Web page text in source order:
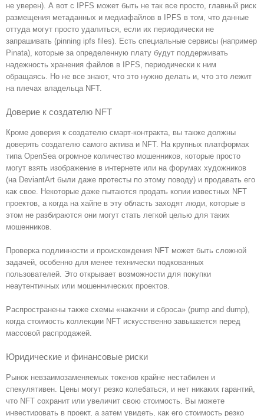
не уверен). А вот с IPFS может быть не так все просто, главный риск
размещения метаданных и медиафайлов в IPFS в том, что данные
оттуда могут просто удалиться, если их периодически не
запрашивать (pinning ipfs files). Есть специальные сервисы (например
Pinata), которые за определенную плату будут поддерживать
надежность хранения файлов в IPFS, периодически к ним
обращаясь. Но не все знают, что это нужно делать и, что это лежит
на плечах владельца NFT.
Доверие к создателю NFT
Кроме доверия к создателю смарт-контракта, вы также должны
доверять создателю самого актива и NFT. На крупных платформах
типа OpenSea огромное количество мошенников, которые просто
могут взять изображение в интернете или на форумах художников
(на DeviantArt были даже протесты по этому поводу) и продавать его
как свое. Некоторые даже пытаются продать копии известных NFT
проектов, а когда на хайпе в эту область заходят люди, которые в
этом не разбираются они могут стать легкой целью для таких
мошенников.
Проверка подлинности и происхождения NFT может быть сложной
задачей, особенно для менее технически подкованных
пользователей. Это открывает возможности для покупки
неаутентичных или мошеннических проектов.
Распространены также схемы «накачки и сброса» (pump and dump),
когда стоимость коллекции NFT искусственно завышается перед
массовой распродажей.
Юридические и финансовые риски
Рынок невзаимозаменяемых токенов крайне нестабилен и
спекулятивен. Цены могут резко колебаться, и нет никаких гарантий,
что NFT сохранит или увеличит свою стоимость. Вы можете
инвестировать в проект, а затем увидеть, как его стоимость резко